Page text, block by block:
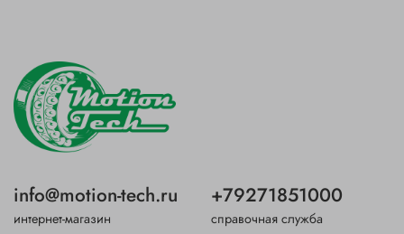
info@motion-tech.ru
интернет-магазин
+79271851000
справочная служба